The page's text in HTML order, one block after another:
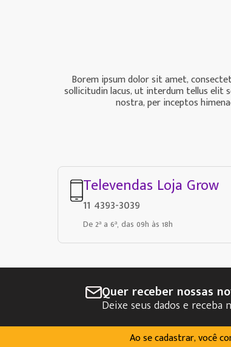
Borem ipsum dolor sit amet,
sollicitudin lacus, ut interdum tellus elit
nostra, per inceptos
Televendas Loja Grow
11 4393-3039
De 2ª a 6ª, das 09h às 18h
Quer receber nossas
Deixe seus dados e receba
Ao se cadastrar, você